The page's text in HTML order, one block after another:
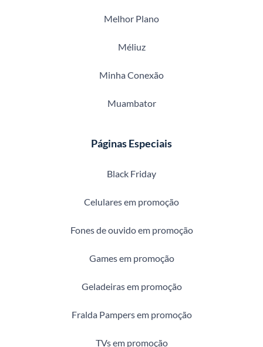
Melhor Plano
Méliuz
Minha Conexão
Muambator
Páginas Especiais
Black Friday
Celulares em promoção
Fones de ouvido em promoção
Games em promoção
Geladeiras em promoção
Fralda Pampers em promoção
TVs em promoção